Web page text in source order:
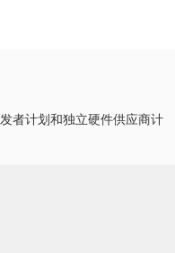
者计划和独立硬件供应商计